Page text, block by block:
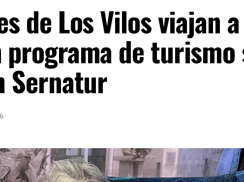
de Los Vilos viajan a
programa de turismo
Sernatur